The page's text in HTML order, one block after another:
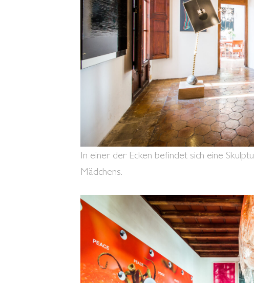
In einer der Ecken befindet sich eine
Mädchens.